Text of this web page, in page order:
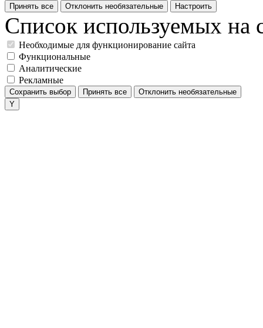
Принять все Отклонить необязательные Настроить
Список используемых на
Необходимые для функционирование сайта
Функциональные
Аналитические
Рекламные
Сохранить выбор Принять все Отклонить необязательные